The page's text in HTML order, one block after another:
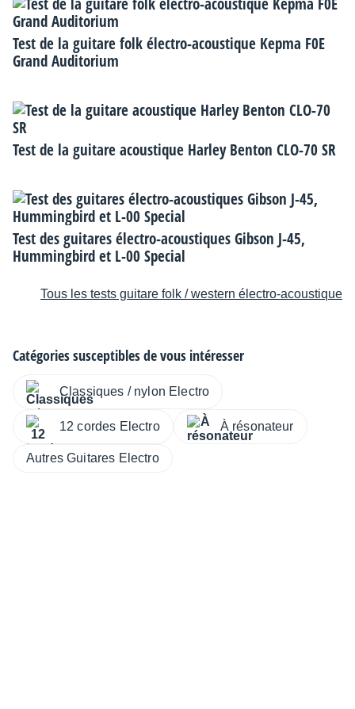
Test de la guitare folk électro-acoustique Kepma F0E
Grand Auditorium
Test de la guitare acoustique Harley Benton CLO-70 SR
Test des guitares électro-acoustiques Gibson J-45,
Hummingbird et L-00 Special
Tous les tests guitare folk / western électro-acoustique
Catégories susceptibles de vous intéresser
Classiques / nylon Electro
12 cordes Electro À résonateur
Autres Guitares Electro